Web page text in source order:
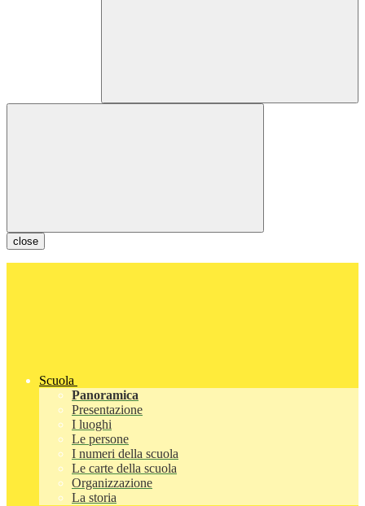
close
Scuola
Panoramica
Presentazione
I luoghi
Le persone
I numeri della scuola
Le carte della scuola
Organizzazione
La storia